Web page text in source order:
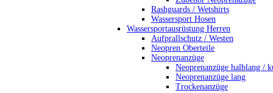
Rashguards / Wetshirts
Wassersport Hosen
Wassersportausrüstung Herren
Aufprallschutz / Westen
Neopren Oberteile
Neoprenanzüge
Neoprenanzüge halblang /
Neoprenanzüge lang
Trockenanzüge